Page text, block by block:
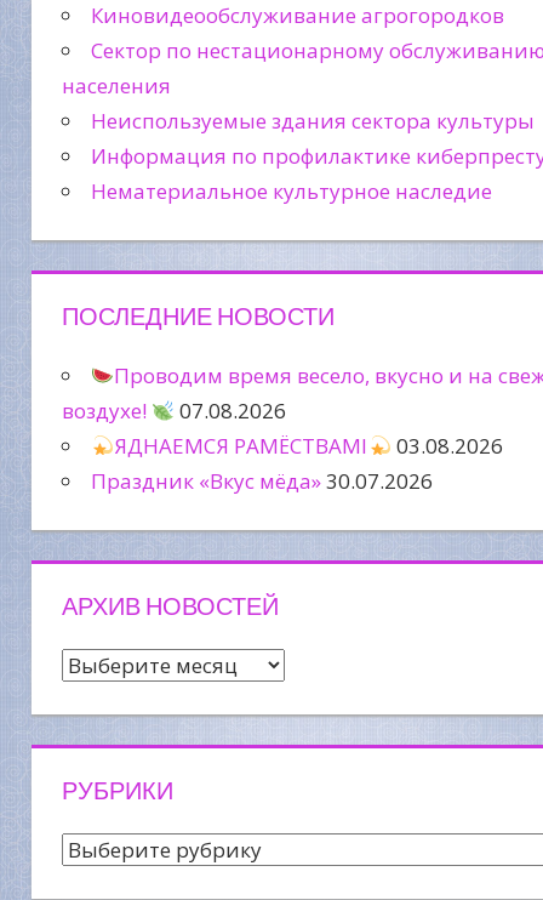
Киновидеообслуживание агрогородков
Сектор по нестационарному
населения
Неиспользуемые здания сектора культуры
Информация по профилактике
Нематериальное культурное наследие
ПОСЛЕДНИЕ НОВОСТИ
Проводим время весело, вкусно и на
воздухе!
07.08.2026
ЯДНАЕМСЯ РАМЁСТВАМІ
03.08.2026
Праздник «Вкус мёда»30.07.2026
АРХИВ НОВОСТЕЙ
Архив
РУБРИКИ
Рубрики